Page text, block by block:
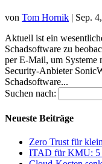
von Tom Hornik | Sep.
Aktuell ist ein
Schadsoftware zu
per E-Mail, um
Security-Anbieter
Schadsoftware...
Suchen nach:
Neueste Beiträge
Zero Trust für
ITAD für KMU: 5